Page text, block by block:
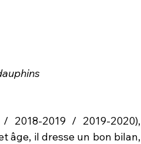
2018-2019 / 2019-2020),
âge, il dresse un bon bilan,